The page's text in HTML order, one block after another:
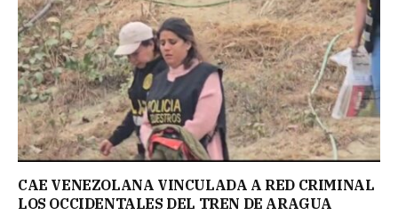
CAE VENEZOLANA VINCULADA A RED CRIMINAL
LOS OCCIDENTALES DEL TREN DE ARAGUA